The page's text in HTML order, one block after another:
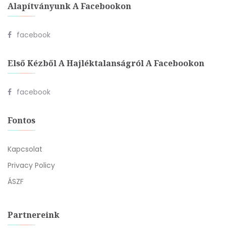
Alapítványunk A Facebookon
facebook
Első Kézből A Hajléktalanságról A Facebookon
facebook
Fontos
Kapcsolat
Privacy Policy
ÁSZF
Partnereink